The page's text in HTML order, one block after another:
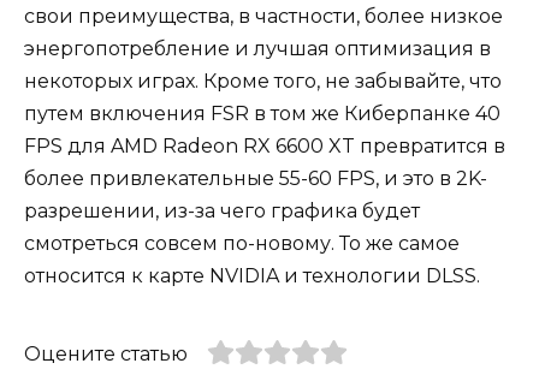
свои преимущества, в частности, более низкое
энергопотребление и лучшая оптимизация в
некоторых играх. Кроме того, не забывайте, что
путем включения FSR в том же Киберпанке 40
FPS для AMD Radeon RX 6600 XT превратится в
более привлекательные 55-60 FPS, и это в 2K-
разрешении, из-за чего графика будет
смотреться совсем по-новому. То же самое
относится к карте NVIDIA и технологии DLSS.
Оцените статью